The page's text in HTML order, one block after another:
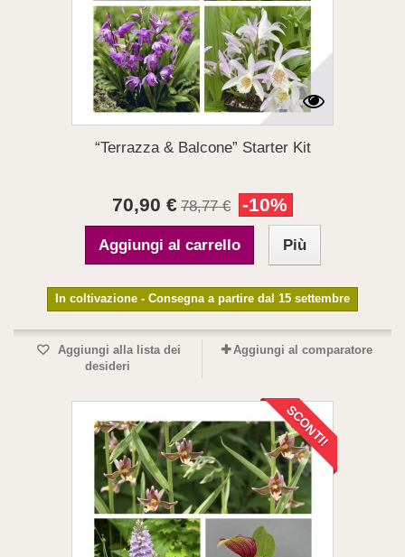
“Terrazza & Balcone” Starter Kit
70,90 € 78,77 € -10%
Aggiungi al carrello Più
In coltivazione - Consegna a partire dal 15 settembre
Aggiungi alla lista dei
desideri
Aggiungi al comparatore
SCONTI!